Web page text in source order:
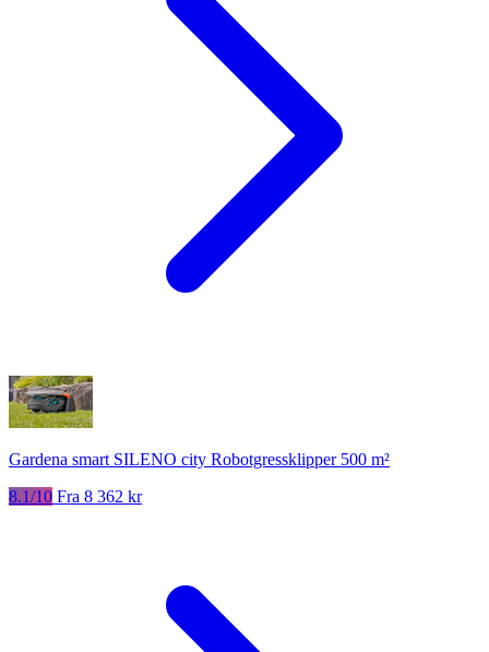
Gardena smart SILENO city Robotgressklipper 500 m²
8.1/10 Fra 8 362 kr